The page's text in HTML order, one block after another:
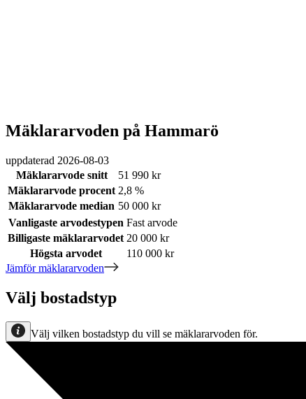
Mäklararvoden på Hammarö
uppdaterad 2026-08-03
Mäklararvode snitt
51 990 kr
Mäklararvode procent 2,8 %
Mäklararvode median 50 000 kr
Vanligaste arvodestypen Fast arvode
Billigaste mäklararvodet 20 000 kr
Högsta arvodet
110 000 kr
Jämför mäklararvoden
Välj bostadstyp
Välj vilken bostadstyp du vill se mäklararvoden för.